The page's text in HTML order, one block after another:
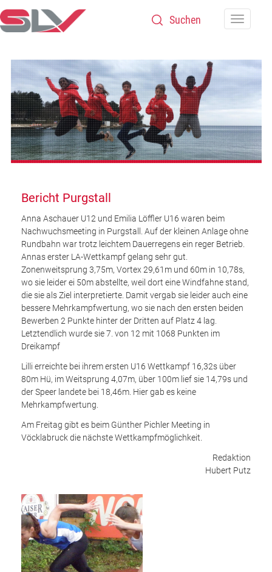
Zum Inhalt
Bericht Purgstall
Anna Aschauer U12 und Emilia Löffler U16 waren beim
Nachwuchsmeeting in Purgstall. Auf der kleinen Anlage ohne
Rundbahn war trotz leichtem Dauerregens ein reger Betrieb.
Annas erster LA-Wettkampf gelang sehr gut.
Zonenweitsprung 3,75m, Vortex 29,61m und 60m in 10,78s,
wo sie leider ei 50m abstellte, weil dort eine Windfahne stand,
die sie als Ziel interpretierte. Damit vergab sie leider auch eine
bessere Mehrkampfwertung, wo sie nach den ersten beiden
Bewerben 2 Punkte hinter der Dritten auf Platz 4 lag.
Letztendlich wurde sie 7. von 12 mit 1068 Punkten im
Dreikampf
Lilli erreichte bei ihrem ersten U16 Wettkampf 16,32s über
80m Hü, im Weitsprung 4,07m, über 100m lief sie 14,79s und
der Speer landete bei 18,46m. Hier gab es keine
Mehrkampfwertung.
Am Freitag gibt es beim Günther Pichler Meeting in
Vöcklabruck die nächste Wettkampfmöglichkeit.
Redaktion
Hubert Putz